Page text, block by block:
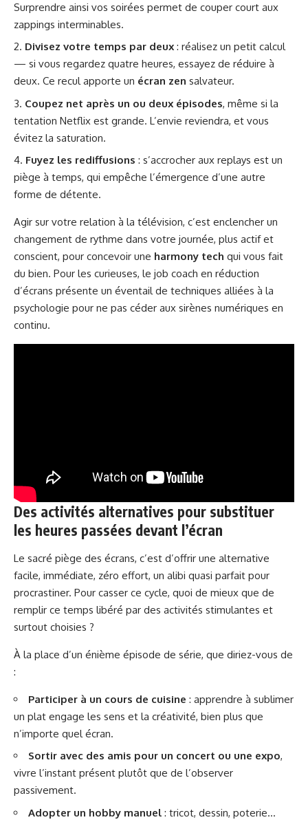
Surprendre ainsi vos soirées permet de couper court aux
zappings interminables.
Divisez votre temps par deux : réalisez un petit calcul
— si vous regardez quatre heures, essayez de réduire à
deux. Ce recul apporte un écran zen salvateur.
Coupez net après un ou deux épisodes, même si la
tentation Netflix est grande. L’envie reviendra, et vous
évitez la saturation.
Fuyez les rediffusions : s’accrocher aux replays est un
piège à temps, qui empêche l’émergence d’une autre
forme de détente.
Agir sur votre relation à la télévision, c’est enclencher un
changement de rythme dans votre journée, plus actif et
conscient, pour concevoir une harmony tech qui vous fait
du bien. Pour les curieuses, le job coach en réduction
d’écrans présente un éventail de techniques alliées à la
psychologie pour ne pas céder aux sirènes numériques en
continu.
Des activités alternatives pour substituer
les heures passées devant l’écran
Le sacré piège des écrans, c’est d’offrir une alternative
facile, immédiate, zéro effort, un alibi quasi parfait pour
procrastiner. Pour casser ce cycle, quoi de mieux que de
remplir ce temps libéré par des activités stimulantes et
surtout choisies ?
À la place d’un énième épisode de série, que diriez-vous de
:
Participer à un cours de cuisine : apprendre à sublimer
un plat engage les sens et la créativité, bien plus que
n’importe quel écran.
Sortir avec des amis pour un concert ou une expo,
vivre l’instant présent plutôt que de l’observer
passivement.
Adopter un hobby manuel : tricot, dessin, poterie…